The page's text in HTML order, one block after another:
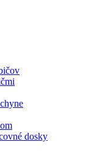
dosky